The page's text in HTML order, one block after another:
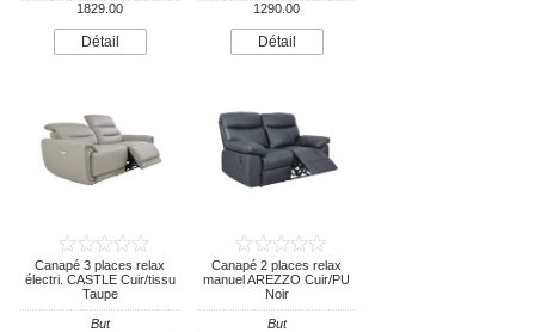
1829.00
Détail
1290.00
Détail
Canapé 3 places relax
électri. CASTLE Cuir/tissu
Taupe
But
Canapé 2 places relax
manuel AREZZO Cuir/PU
Noir
But